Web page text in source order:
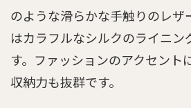
のような滑らかな手触りのレザ
はカラフルなシルクのライニン
す。ファッションのアクセント
収納力も抜群です。